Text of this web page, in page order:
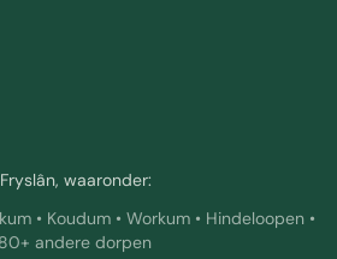
waaronder:
• Koudum • Workum • Hindeloopen •
andere dorpen